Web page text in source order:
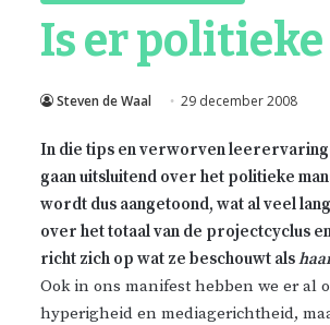
Is er
Steven de Waal 29 december 2008
In die tips en verworven
gaan uitsluitend over het politieke
wordt dus aangetoond, wat al veel
over het totaal van de projectcyclus
richt zich op wat ze beschouwt als
Ook in ons manifest hebben we er al
hyperigheid en mediagerichtheid,